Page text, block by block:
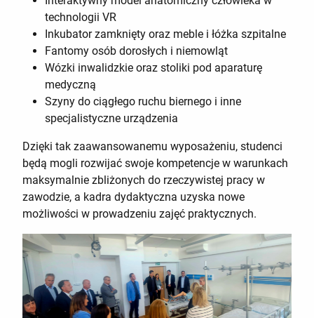
technologii VR
Inkubator zamknięty oraz meble i łóżka szpitalne
Fantomy osób dorosłych i niemowląt
Wózki inwalidzkie oraz stoliki pod aparaturę
medyczną
Szyny do ciągłego ruchu biernego i inne
specjalistyczne urządzenia
Dzięki tak zaawansowanemu wyposażeniu, studenci
będą mogli rozwijać swoje kompetencje w warunkach
maksymalnie zbliżonych do rzeczywistej pracy w
zawodzie, a kadra dydaktyczna uzyska nowe
możliwości w prowadzeniu zajęć praktycznych.